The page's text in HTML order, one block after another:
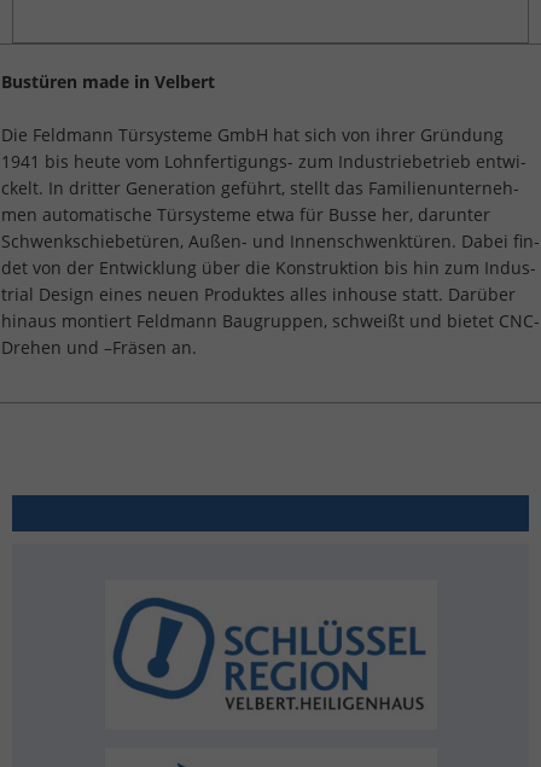
Bus­tü­ren made in Vel­bert
Die Feld­mann Tür­sys­te­me GmbH hat sich von ihrer Grün­dung
1941 bis heute vom Lohn­fer­ti­gungs- zum In­dus­trie­be­trieb ent­wi­
ckelt. In drit­ter Ge­ne­ra­ti­on ge­führt, stellt das Fa­mi­li­en­un­ter­neh­
men au­to­ma­ti­sche Tür­sys­te­me etwa für Busse her, dar­un­ter
Schwenk­schie­be­tü­ren, Außen- und In­nen­schwenk­tü­ren. Dabei fin­
det von der Ent­wick­lung über die Kon­struk­ti­on bis hin zum In­dus­
tri­al De­sign eines neuen Pro­duk­tes alles in­hou­se statt. Dar­über
hin­aus mon­tiert Feld­mann Bau­grup­pen, schweißt und bie­tet CNC-
Dre­hen und –Frä­sen an.